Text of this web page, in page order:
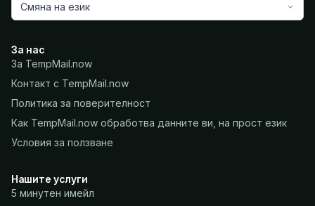
Смяна на език
За нас
За TempMail.now
Контакт с TempMail.now
Политика за поверителност
Как TempMail.now обработва данните ви, на прост език
Условия за ползване
Нашите услуги
5 минутен имейл